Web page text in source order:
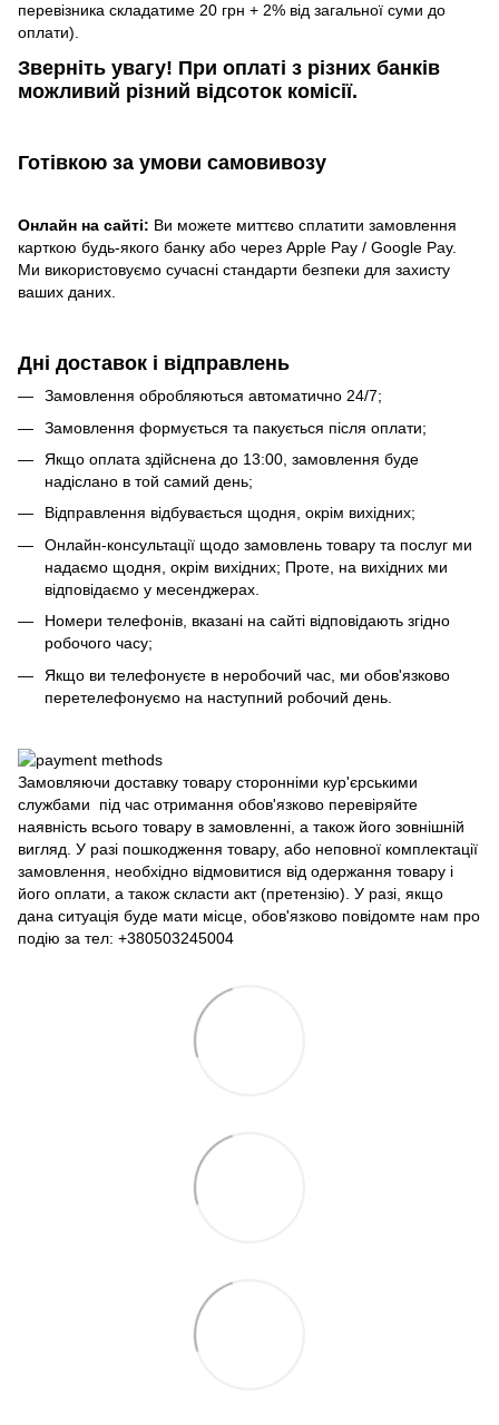
перевізника складатиме 20 грн + 2% від загальної суми до
оплати).
Зверніть увагу!​ При оплаті з різних банків
можливий різний відсоток комісії.
Готівкою за умови самовивозу
Онлайн на сайті: Ви можете миттєво сплатити замовлення
карткою будь-якого банку або через Apple Pay / Google Pay.
Ми використовуємо сучасні стандарти безпеки для захисту
ваших даних.
Дні доставок і відправлень
Замовлення обробляються автоматично 24/7;
Замовлення формується та пакується після оплати;
Якщо оплата здійснена до 13:00, замовлення буде
надіслано в той самий день;
Відправлення відбувається щодня, окрім вихідних;
Онлайн-консультації щодо замовлень товару та послуг ми
надаємо щодня, окрім вихідних; Проте, на вихідних ми
відповідаємо у месенджерах.
Номери телефонів, вказані на сайті відповідають згідно
робочого часу;
Якщо ви телефонуєте в неробочий час, ми обов'язково
перетелефонуємо на наступний робочий день.
Замовляючи доставку товару сторонніми кур'єрськими
службами під час отримання обов'язково перевіряйте
наявність всього товару в замовленні, а також його зовнішній
вигляд. У разі пошкодження товару, або неповної комплектації
замовлення, необхідно відмовитися від одержання товару і
його оплати, а також скласти акт (претензію). У разі, якщо
дана ситуація буде мати місце, обов'язково повідомте нам про
подію за тел: +380503245004